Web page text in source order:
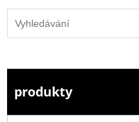
produkty